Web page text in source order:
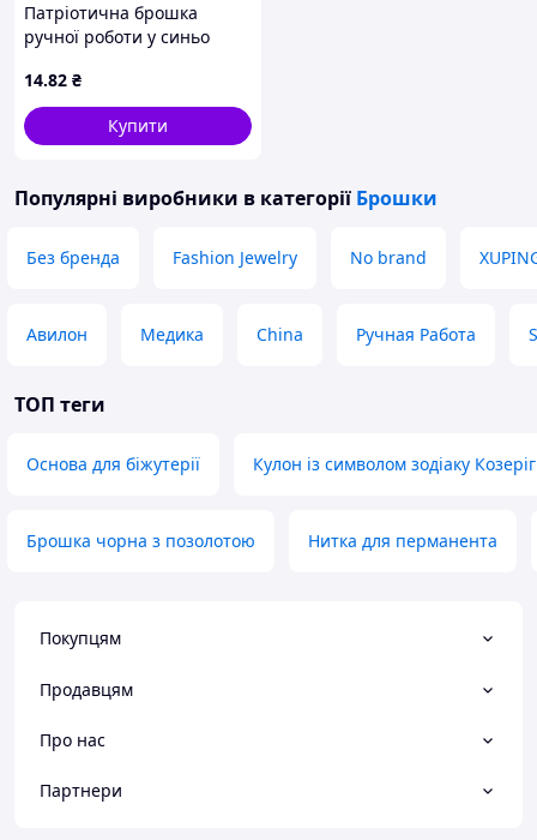
Патріотична брошка
ручної роботи у синьо
14.82 ₴
Купити
Популярні виробники в категорії Брошки
Без бренда Fashion Jewelry No brand
Авилон Медика China Ручная Работа
ТОП теги
Основа для біжутерії Кулон із символом зодіаку Козеріг
Брошка чорна з позолотою Нитка для перманента
Покупцям
Продавцям
Про нас
Партнери